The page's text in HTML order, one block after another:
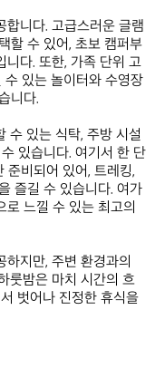
합니다. 고급스러운 글램
할 수 있어, 초보 캠퍼부
니다. 또한, 가족 단위 고
있는 놀이터와 수영장
니다.
수 있는 식탁, 주방 시설
있습니다. 여기서 한 단
준비되어 있어, 트레킹,
즐길 수 있습니다. 여가
느낄 수 있는 최고의
지만, 주변 환경과의
룻밤은 마치 시간의 흐
벗어나 진정한 휴식을